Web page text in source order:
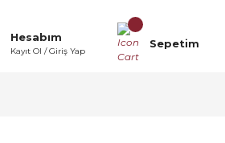
Hesabım
Kayıt Ol / Giriş Yap
Sepetim